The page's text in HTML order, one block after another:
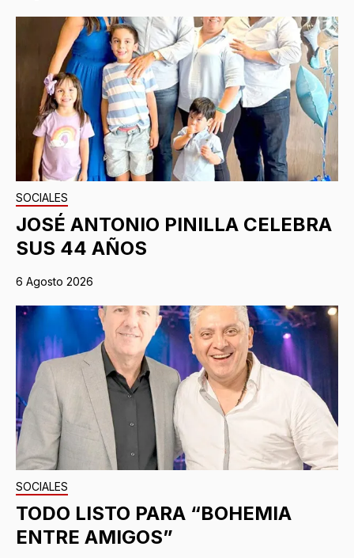
SOCIALES
JOSÉ ANTONIO PINILLA CELEBRA
SUS 44 AÑOS
6 Agosto 2026
SOCIALES
TODO LISTO PARA “BOHEMIA
ENTRE AMIGOS”